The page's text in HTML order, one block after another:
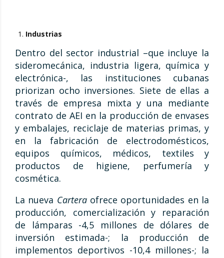
Industrias
Dentro del sector industrial –que incluye la
sideromecánica, industria ligera, química y
electrónica-, las instituciones cubanas
priorizan ocho inversiones. Siete de ellas a
través de empresa mixta y una mediante
contrato de AEI en la producción de envases
y embalajes, reciclaje de materias primas, y
en la fabricación de electrodomésticos,
equipos químicos, médicos, textiles y
productos de higiene, perfumería y
cosmética.
La nueva Carteraofrece oportunidades en la
producción, comercialización y reparación
de lámparas -4,5 millones de dólares de
inversión estimada-; la producción de
implementos deportivos -10,4 millones-; la